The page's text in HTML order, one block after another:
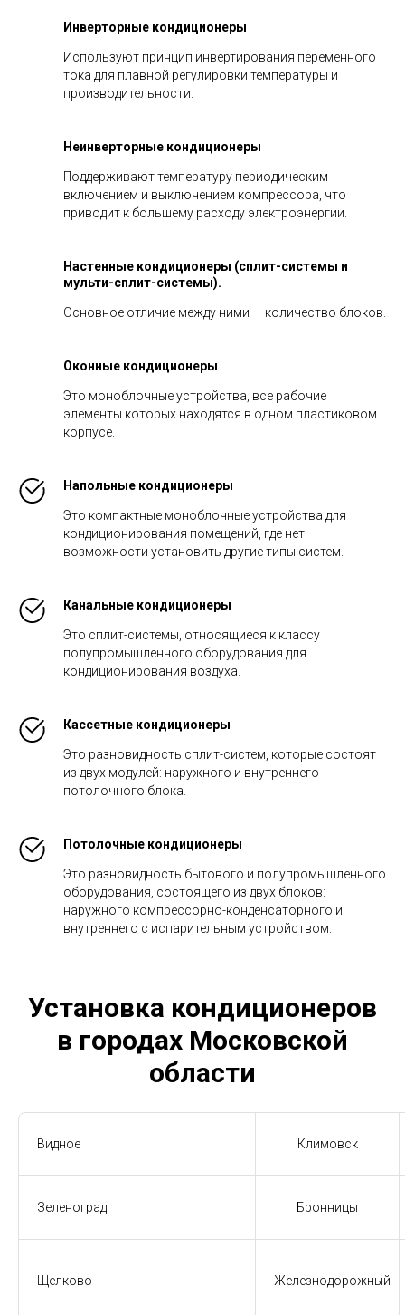
Инверторные кондиционеры
Используют принцип инвертирования переменного
тока для плавной регулировки температуры и
производительности.
Неинверторные кондиционеры
Поддерживают температуру периодическим
включением и выключением компрессора, что
приводит к большему расходу электроэнергии.
Настенные кондиционеры (сплит-системы и
мульти-сплит-системы).
Основное отличие между ними — количество блоков.
Оконные кондиционеры
Это моноблочные устройства, все рабочие
элементы которых находятся в одном пластиковом
корпусе.
Напольные кондиционеры
Это компактные моноблочные устройства для
кондиционирования помещений, где нет
возможности установить другие типы систем.
Канальные кондиционеры
Это сплит-системы, относящиеся к классу
полупромышленного оборудования для
кондиционирования воздуха.
Кассетные кондиционеры
Это разновидность сплит-систем, которые состоят
из двух модулей: наружного и внутреннего
потолочного блока.
Потолочные кондиционеры
Это разновидность бытового и полупромышленного
оборудования, состоящего из двух блоков:
наружного компрессорно-конденсаторного и
внутреннего с испарительным устройством.
Установка кондиционеров
в городах Московской
области
Видное Климовск
Зеленоград Бронницы
Щелково Железнодорожный